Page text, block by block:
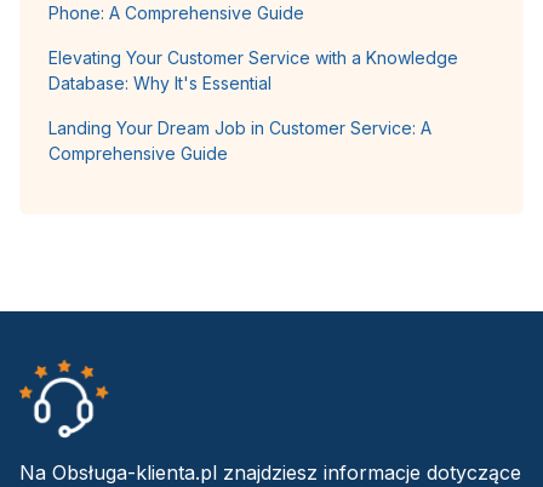
Phone: A Comprehensive Guide
Elevating Your Customer Service with a Knowledge
Database: Why It's Essential
Landing Your Dream Job in Customer Service: A
Comprehensive Guide
Na Obsługa-klienta.pl znajdziesz informacje dotyczące